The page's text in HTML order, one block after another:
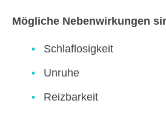
Mögliche Nebenwirkungen
Schlaflosigkeit
Unruhe
Reizbarkeit